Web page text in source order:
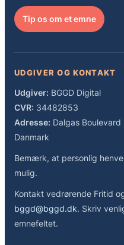
Tip os om et emne
UDGIVER OG KONTAKT
Udgiver: BGGD Digital
CVR: 34482853
Adresse: Dalgas
Danmark
Bemærk, at personlig
mulig.
Kontakt vedrørende Fritid
bggd@bggd.dk. Skriv
emnefeltet.